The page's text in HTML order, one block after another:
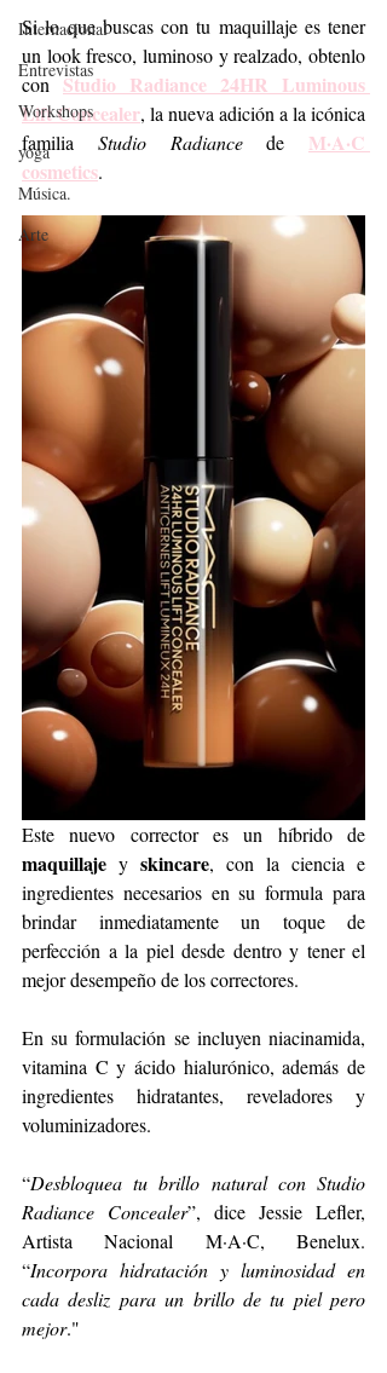
Internacional
Entrevistas
Workshops
yoga
Música.
Arte
Si lo que buscas con tu maquillaje es tener
un look fresco, luminoso y realzado, obtenlo
con Studio Radiance 24HR Luminous
Lift Concealer, la nueva adición a la icónica
familia Studio Radiance de
M·A·C
cosmetics.
maquillaje y skincare, con la ciencia e
ingredientes necesarios en su formula para
brindar inmediatamente un toque de
perfección a la piel desde dentro y tener el
mejor desempeño de los correctores.
En su formulación se incluyen niacinamida,
vitamina C y ácido hialurónico, además de
ingredientes hidratantes, reveladores y
voluminizadores.
“Desbloquea tu brillo natural con Studio
Radiance Concealer”, dice Jessie Lefler,
Artista Nacional M·A·C, Benelux.
“Incorpora hidratación y luminosidad en
cada desliz para un brillo de tu piel pero
mejor."